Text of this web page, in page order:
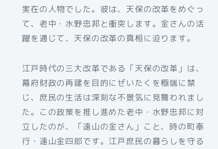
実在の人物でした。彼は、天保の改革をめぐっ
て、老中・水野忠邦と衝突します。金さんの活
躍を通じて、天保の改革の真相に迫ります。
江戸時代の三大改革である「天保の改革」は、
幕府財政の再建を目的にぜいたくを極端に禁
じ、庶民の生活は深刻な不景気に見舞われまし
た。この政策を推し進めた老中・水野忠邦に対
立したのが、「遠山の金さん」こと、時の町奉
行・遠山金四郎です。江戸庶民の暮らしを守る